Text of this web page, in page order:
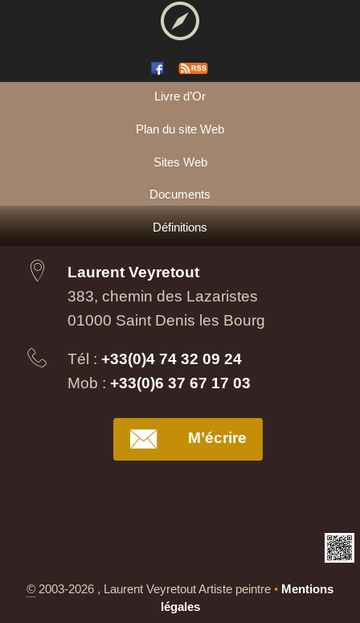
Livre d’Or
Plan du site Web
Sites Web
Documents
Définitions
Laurent Veyretout
383, chemin des Lazaristes
01000 Saint Denis les Bourg
Tél : +33(0)4 74 32 09 24
Mob : +33(0)6 37 67 17 03
M’écrire
© 2003-2026 , Laurent Veyretout Artiste peintre • Mentions
légales